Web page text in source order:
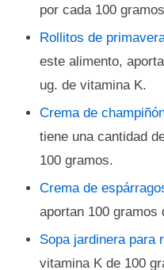
por cada 100
Rollitos de
este alimento,
ug. de vitamina K.
Crema de
tiene una cantidad
100 gramos.
Crema de
aportan 100 gramos
Sopa jardinera para
vitamina K de 100